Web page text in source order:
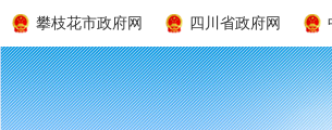
攀枝花市政府网 四川省政府网